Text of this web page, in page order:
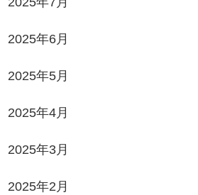
2025年6月
2025年5月
2025年4月
2025年3月
2025年2月